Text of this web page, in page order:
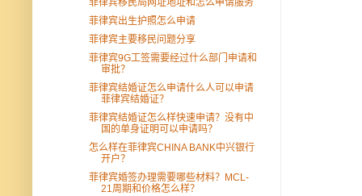
菲律宾出生护照怎么申请
菲律宾主要移民问题分享
菲律宾9G工签需要经过什么部门申请和
审批？
菲律宾结婚证怎么申请什么人可以申请
菲律宾结婚证？
菲律宾结婚证怎么样快速申请？没有中
国的单身证明可以申请吗？
怎么样在菲律宾CHINA BANK中兴银行
开户？
菲律宾婚签办理需要哪些材料？MCL-
21周期和价格怎么样？